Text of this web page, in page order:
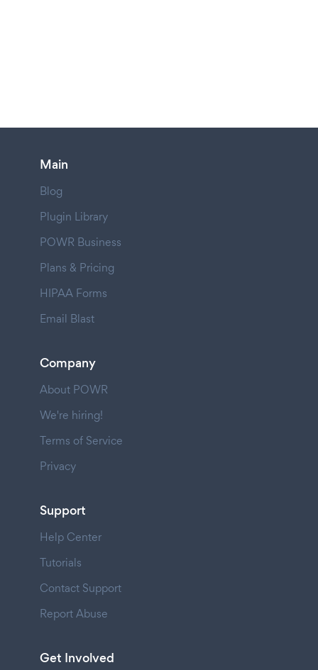
Main
Blog
Plugin Library
POWR Business
Plans & Pricing
HIPAA Forms
Email Blast
Company
About POWR
We're hiring!
Terms of Service
Privacy
Support
Help Center
Tutorials
Contact Support
Report Abuse
Get Involved